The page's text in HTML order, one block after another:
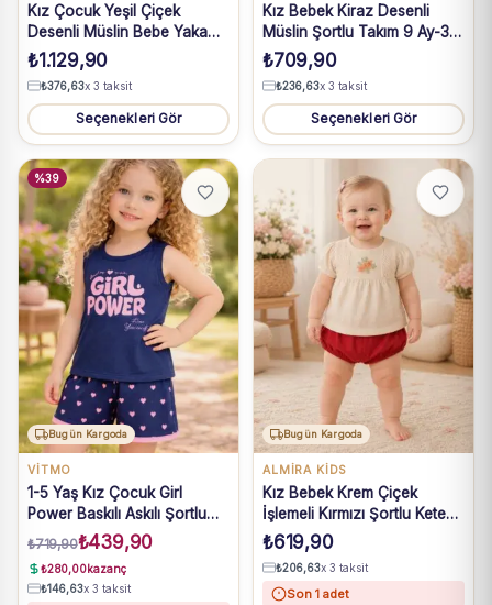
Kız Çocuk Yeşil Çiçek
Desenli Müslin Bebe Yaka
Şortlu Takım 1-4 Yaş
₺1.129,90
₺376,63x 3 taksit
Seçenekleri Gör
Kız Bebek Kiraz Desenli
Müslin Şortlu Takım 9 Ay-3
Yaş
₺709,90
₺236,63x 3 taksit
Seçenekleri Gör
%39
Bugün Kargoda
VİTMO
1-5 Yaş Kız Çocuk Girl
Power Baskılı Askılı Şortlu
Lacivert Pijama Takımı
₺719,90₺439,90
₺280,00kazanç
₺146,63x 3 taksit
Bugün Kargoda
ALMIRA KIDS
Kız Bebek Krem Çiçek
İşlemeli Kırmızı Şortlu Keten
Takım 6-18 Ay
₺619,90
₺206,63x 3 taksit
Son 1 adet